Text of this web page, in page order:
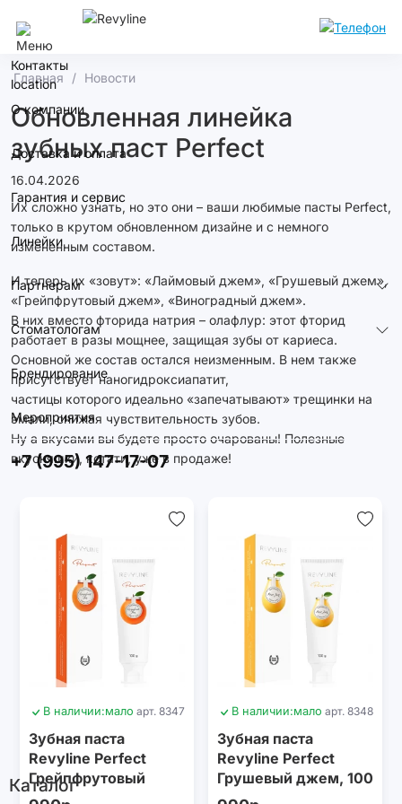
Воронеж
Контакты
О компании
Доставка и оплата
Гарантия и сервис
Линейки
Партнерам
Стоматологам
Брендирование
Мероприятия
+7 (995) 147-17-07
Каталог
Главная Новости
Обновленная линейка
зубных паст Perfect
16.04.2026
Их сложно узнать, но это они – ваши любимые пасты Perfect,
только в крутом обновленном дизайне и с немного
измененным составом.
И теперь их «зовут»: «Лаймовый джем», «Грушевый джем»,
«Грейпфрутовый джем», «Виноградный джем».
В них вместо фторида натрия – олафлур: этот фторид
работает в разы мощнее, защищая зубы от кариеса.
Основной же состав остался неизменным. В нем также
присутствует наногидроксиапатит,
частицы которого идеально «запечатывают» трещинки на
эмали, снижая чувствительность зубов.
Ну а вкусами вы будете просто очарованы! Полезные
вкусняшки, кстати, уже в продаже!
В наличии:мало арт. 8347
Зубная паста
Revyline Perfect
Грейпфрутовый
джем, 100 г
В наличии:мало арт. 8348
Зубная паста
Revyline Perfect
Грушевый джем, 100
г